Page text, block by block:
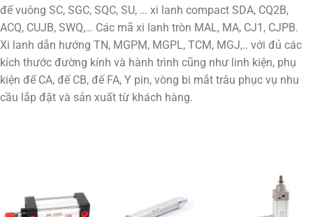
đế vuông SC, SGC, SQC, SU, … xi lanh compact SDA, CQ2B,
ACQ, CUJB, SWQ,… Các mã xi lanh tròn MAL, MA, CJ1, CJPB.
Xi lanh dẫn hướng TN, MGPM, MGPL, TCM, MGJ,.. với đủ các
kích thước đường kính và hành trình cũng như linh kiện, phụ
kiện đế CA, đế CB, đế FA, Y pin, vòng bi mắt trâu phục vụ nhu
cầu lắp đặt và sản xuất từ khách hàng.